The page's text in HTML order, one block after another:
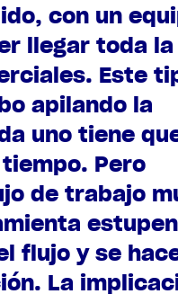
con un
llegar toda la
Este
apilando la
uno tiene
Pero
de trabajo
flujo y se
La